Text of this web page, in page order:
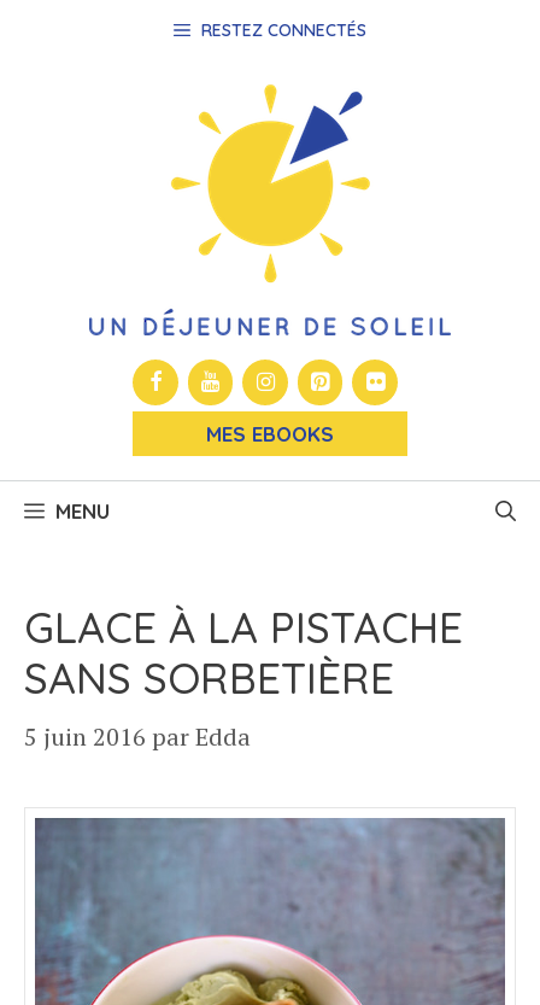
RESTEZ CONNECTÉS
MES EBOOKS
MENU
GLACE À LA PISTACHE
SANS SORBETIÈRE
5 juin 2016 parEdda